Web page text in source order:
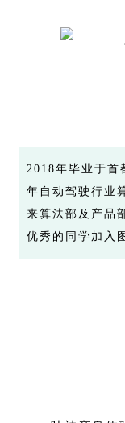
2018年毕业于首
年自动驾驶行业
来算法部及产品
优秀的同学加入